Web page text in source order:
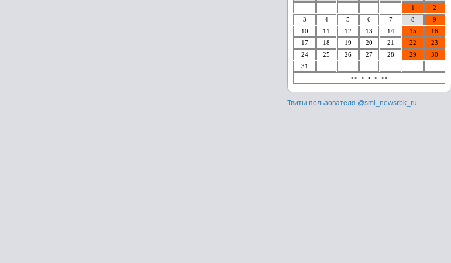
1
2
3
4 5 6 7 8
9
10
11 12 13 14 15
16
17
18 19 20 21 22
23
24
25 26 27 28 29
30
31
<< < • > >>
Твиты пользователя @smi_newsrbk_ru